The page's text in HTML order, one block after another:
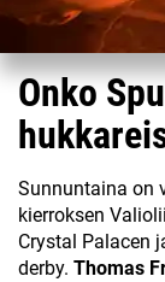
Onko
Sunnuntaina on
kierroksen
Crystal Palacen
derby. Thomas